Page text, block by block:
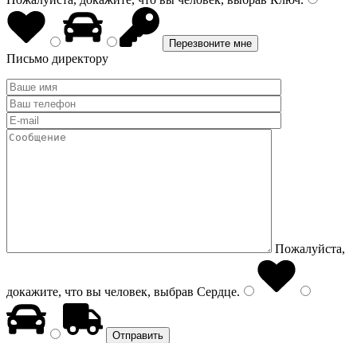
Письмо директору
Пожалуйста,
докажите, что вы человек, выбрав Сердце.